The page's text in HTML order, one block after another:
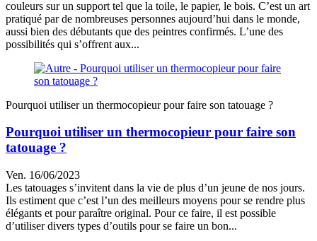
couleurs sur un support tel que la toile, le papier, le bois. C’est un art
pratiqué par de nombreuses personnes aujourd’hui dans le monde,
aussi bien des débutants que des peintres confirmés. L’une des
possibilités qui s’offrent aux...
Pourquoi utiliser un thermocopieur pour faire son tatouage ?
Pourquoi utiliser un thermocopieur pour faire son
tatouage ?
Ven. 16/06/2023
Les tatouages s’invitent dans la vie de plus d’un jeune de nos jours.
Ils estiment que c’est l’un des meilleurs moyens pour se rendre plus
élégants et pour paraître original. Pour ce faire, il est possible
d’utiliser divers types d’outils pour se faire un bon...